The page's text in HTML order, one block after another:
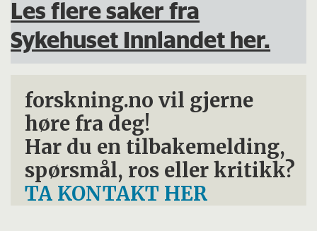
Les flere saker fra
Sykehuset Innlandet her.
forskning.no vil gjerne
høre fra deg!
Har du en tilbakemelding,
spørsmål, ros eller kritikk?
TA KONTAKT HER